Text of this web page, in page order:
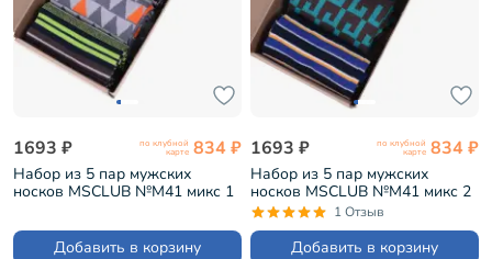
1693 ₽ по клубной
карте 834 ₽
Набор из 5 пар мужских
носков MSCLUB №М41 микс 1
Добавить в корзину
1693 ₽ по клубной
карте 834 ₽
Набор из 5 пар мужских
носков MSCLUB №М41 микс 2
(ВИ5-НМ41)1 Отзыв
Добавить в корзину